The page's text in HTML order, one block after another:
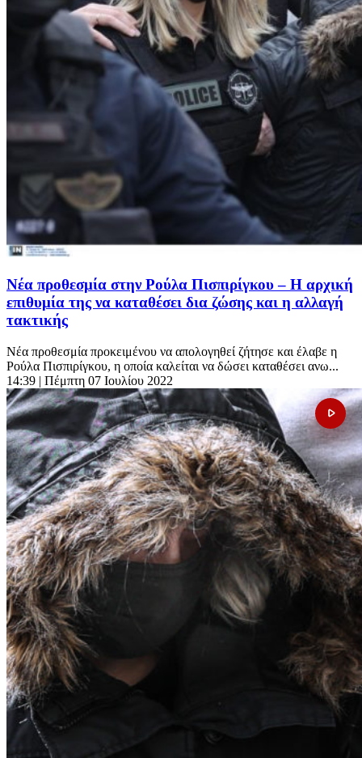
Νέα προθεσμία στην Ρούλα Πισπιρίγκου – Η αρχική
επιθυμία της να καταθέσει δια ζώσης και η αλλαγή
τακτικής
Νέα προθεσμία προκειμένου να απολογηθεί ζήτησε και έλαβε η
Ρούλα Πισπιρίγκου, η οποία καλείται να δώσει καταθέσει ανω...
14:39 | Πέμπτη 07 Ιουλίου 2022